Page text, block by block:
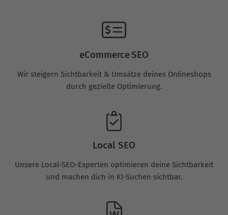
eCommerce SEO
Wir steigern Sichtbarkeit & Umsätze deines Onlineshops
durch gezielte Optimierung.
Local SEO
Unsere Local-SEO-Experten optimieren deine Sichtbarkeit
und machen dich in KI-Suchen sichtbar.